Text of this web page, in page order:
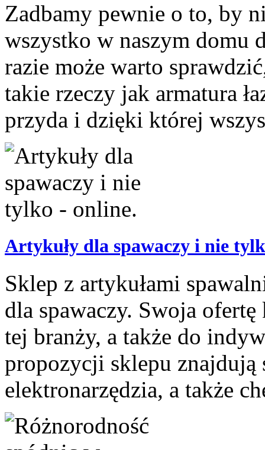
Zadbamy pewnie o to, by
wszystko w naszym domu
razie może warto
takie rzeczy jak armatura
przyda i dzięki której
Artykuły dla spawaczy i nie
Sklep z artykułami
dla spawaczy. Swoja
tej branży, a także do
propozycji sklepu znajdują
elektronarzędzia, a także